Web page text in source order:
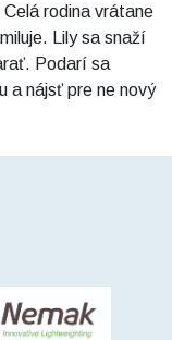
rodina vrátane
Lily sa snaží
Podarí sa
a nájsť pre ne nový